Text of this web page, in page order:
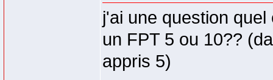
j'ai une question
un FPT 5 ou 10??
appris 5)